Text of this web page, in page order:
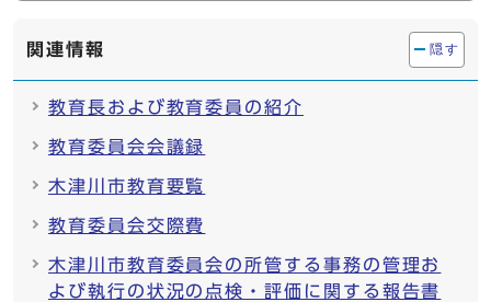
関連情報 隠す
教育長および教育委員の紹介
教育委員会会議録
木津川市教育要覧
教育委員会交際費
木津川市教育委員会の所管する事務の管理お
よび執行の状況の点検・評価に関する報告書